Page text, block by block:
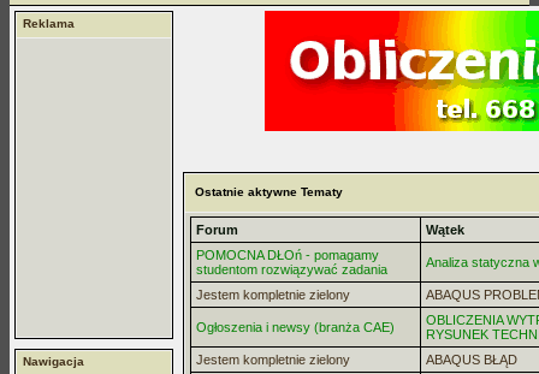
Reklama
Nawigacja
Ostatnie aktywne Tematy
Forum
Wątek
POMOCNA DŁOń - pomagamy
studentom rozwiązywać zadania
Analiza statyczna
Jestem kompletnie zielony ABAQUS
Ogłoszenia i newsy (branża CAE)
OBLICZENIA
RYSUNEK
Jestem kompletnie zielony
ABAQUS BŁĄD